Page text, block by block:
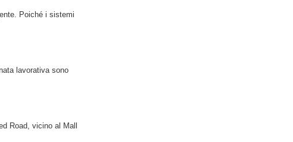
Poiché i sistemi
lavorativa sono
Road, vicino al Mall